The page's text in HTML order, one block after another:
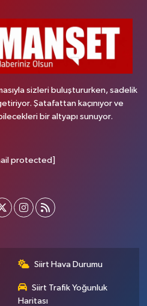
sizleri buluştururken, sadelik
Şatafattan kaçınıyor ve
bir altyapı sunuyor.
protected]
Siirt Hava Durumu
Siirt Trafik Yoğunluk
Haritası